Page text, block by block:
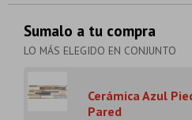
Sumalo a tu compra
LO MÁS ELEGIDO EN CONJUNTO
Cerámica Azul
Pared